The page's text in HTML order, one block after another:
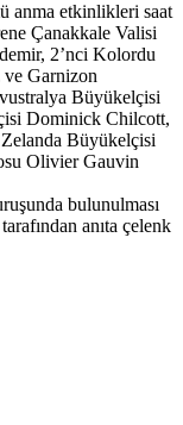
anma etkinlikleri saat
Çanakkale Valisi
2’nci Kolordu
ve Garnizon
Büyükelçisi
Dominick Chilcott,
Büyükelçisi
Olivier Gauvin
bulunulması
anıta çelenk